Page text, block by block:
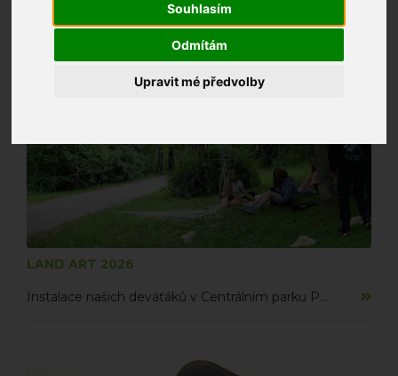
Souhlasím
Odmítám
Upravit mé předvolby
Fantail Academy
LAND ART 2026
Instalace našich deváťáků v Centrálním parku Prahy 13